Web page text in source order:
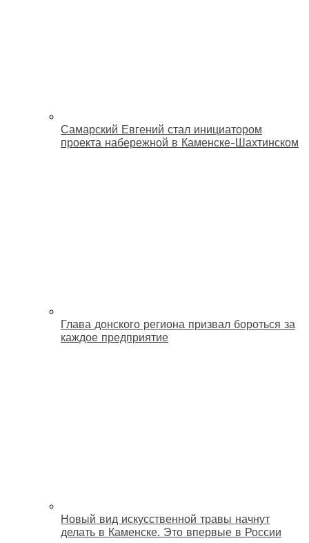
Самарский Евгений стал инициатором
проекта набережной в Каменске-Шахтинском
Глава донского региона призвал бороться за
каждое предприятие
Новый вид искусственной травы начнут
делать в Каменске. Это впервые в России